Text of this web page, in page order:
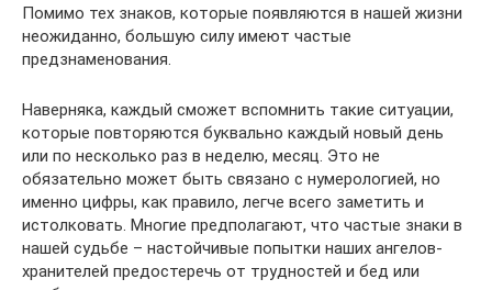
Помимо тех знаков, которые появляются в нашей жизни
неожиданно, большую силу имеют частые
предзнаменования.
Наверняка, каждый сможет вспомнить такие ситуации,
которые повторяются буквально каждый новый день
или по несколько раз в неделю, месяц. Это не
обязательно может быть связано с нумерологией, но
именно цифры, как правило, легче всего заметить и
истолковать. Многие предполагают, что частые знаки в
нашей судьбе – настойчивые попытки наших ангелов-
хранителей предостеречь от трудностей и бед или